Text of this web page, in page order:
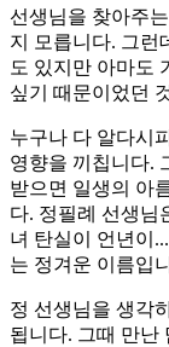
선생님을 찾아주
지 모릅니다. 그런
도 있지만 아마도
싶기 때문이었던
누구나 다 알다시
영향을 끼칩니다.
받으면 일생의 아
다. 정필례 선생님
녀 탄실이 언년이
는 정겨운 이름입
정 선생님을 생각
됩니다. 그때 만난